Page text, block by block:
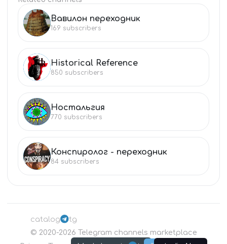
ВА Вавилон переходник
169 subscribers
HI Historical Reference
850 subscribers
НО Ностальгия
770 subscribers
КО Конспиролог - переходник
84 subscribers
catalog
tg
© 2020-2026 Telegram channels marketplace